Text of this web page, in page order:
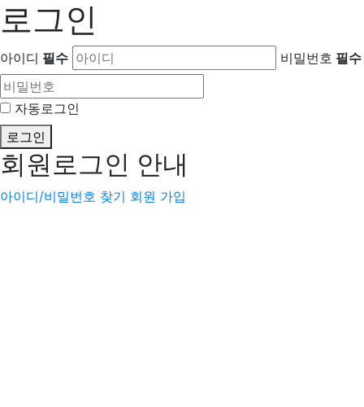
로그인
아이디 필수 비밀번호 필수
자동로그인
로그인
회원로그인 안내
아이디/비밀번호 찾기 회원 가입